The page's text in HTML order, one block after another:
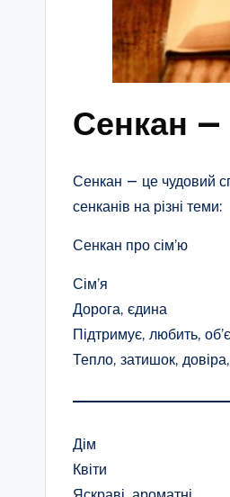
Сенкан —
Сенкан — це чудовий
сенканів на різні теми:
Сенкан про сім’ю
Сім’я
Дорога, єдина
Підтримує, любить,
Тепло, затишок,
Дім
Квіти